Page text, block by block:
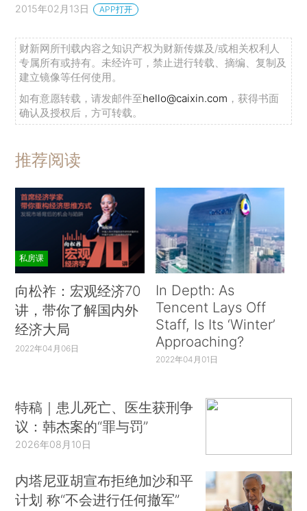
2015年02月13日 APP打开
财新网所刊载内容之知识产权为财新传媒及/或相关权利人
专属所有或持有。未经许可，禁止进行转载、摘编、复制及
建立镜像等任何使用。
如有意愿转载，请发邮件至hello@caixin.com ，获得书面
确认及授权后，方可转载。
推荐阅读
私房课
向松祚：宏观经济70
讲，带你了解国内外
经济大局
2022年04月06日
In Depth: As
Tencent Lays Off
Staff, Is Its ‘Winter’
Approaching?
2022年04月01日
特稿｜患儿死亡、医生获刑争
议：韩杰案的“罪与罚”
2026年08月10日
内塔尼亚胡宣布拒绝加沙和平
计划 称“不会进行任何撤军”